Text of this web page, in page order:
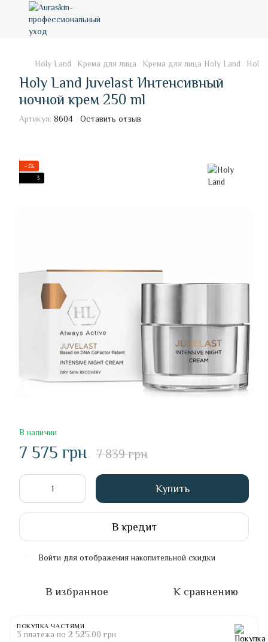
Holy Land Крема для лица Крема для лица Holy Land Holy
Holy Land Juvelast Интенсивный
ночной крем 250 ml
Артикул: 8604 Оставить отзыв
−3%
3
В наличии
7 575 грн 7 839 грн
Купить
В кредит
Войти для отображения накопительной скидки
В избранное К сравнению
ПОКУПКА ЧАСТЯМИ
3 платежа по 2 525.00 грн